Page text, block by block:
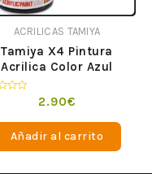
ACRILICAS TAMIYA
Tamiya X4 Pintura
Acrilica Color Azul
2.90€
Añadir al carrito